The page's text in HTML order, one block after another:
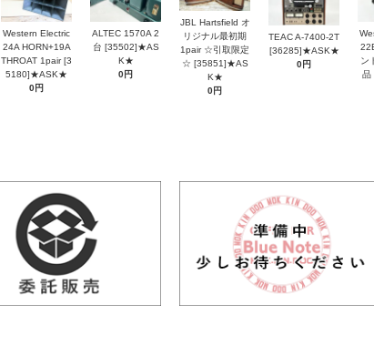
Western Electric
24A HORN+19A
THROAT 1pair [3
5180]★ASK★
0円
ALTEC 1570A 2
台 [35502]★AS
K★
0円
JBL Hartsfield オ
リジナル最初期
1pair ☆引取限定
☆ [35851]★AS
K★
0円
TEAC A-7400-2T
[36285]★ASK★
0円
ン
品